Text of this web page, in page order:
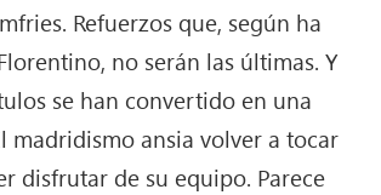
Refuerzos que, según ha
no serán las últimas. Y
se han convertido en una
madridismo ansia volver a tocar
disfrutar de su equipo. Parece